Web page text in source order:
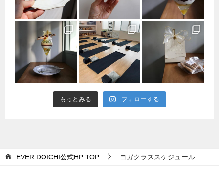
もっとみる フォローする
EVER.DOICHI公式HP TOP ヨガクラススケジュール